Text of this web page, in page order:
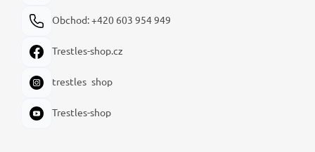
Obchod: +420 603 954 949
Trestles-shop.cz
trestles_shop
Trestles-shop